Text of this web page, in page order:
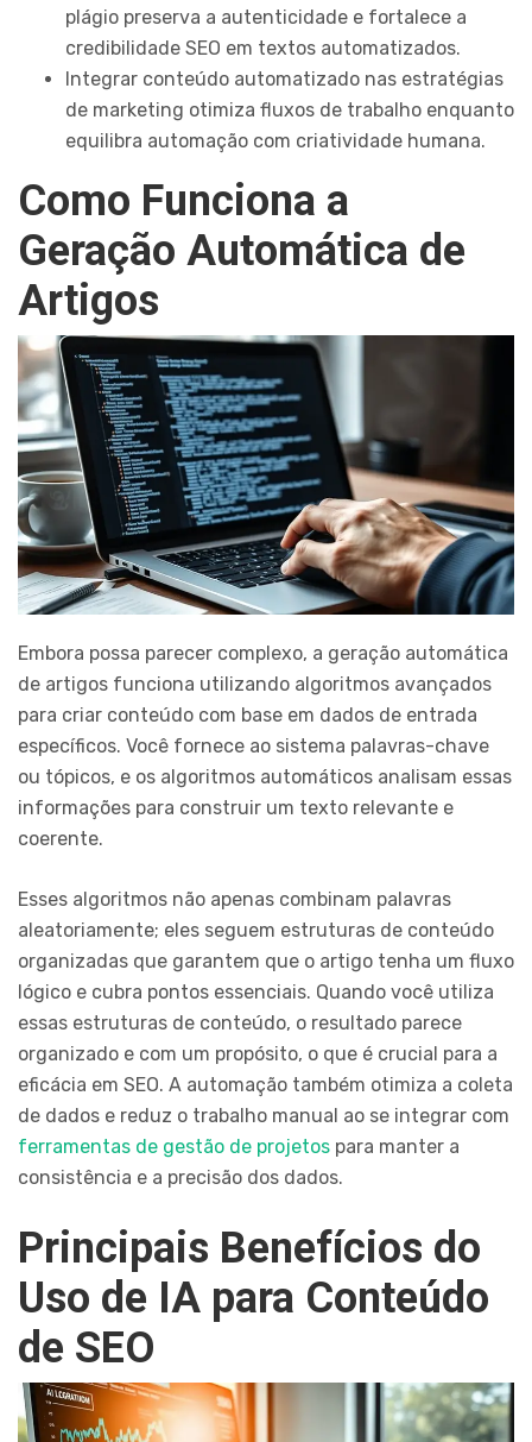
plágio preserva a autenticidade e fortalece a
credibilidade SEO em textos automatizados.
Integrar conteúdo automatizado nas estratégias
de marketing otimiza fluxos de trabalho enquanto
equilibra automação com criatividade humana.
Como Funciona a
Geração Automática de
Artigos
Embora possa parecer complexo, a geração automática
de artigos funciona utilizando algoritmos avançados
para criar conteúdo com base em dados de entrada
específicos. Você fornece ao sistema palavras-chave
ou tópicos, e os algoritmos automáticos analisam essas
informações para construir um texto relevante e
coerente.
Esses algoritmos não apenas combinam palavras
aleatoriamente; eles seguem estruturas de conteúdo
organizadas que garantem que o artigo tenha um fluxo
lógico e cubra pontos essenciais. Quando você utiliza
essas estruturas de conteúdo, o resultado parece
organizado e com um propósito, o que é crucial para a
eficácia em SEO. A automação também otimiza a coleta
de dados e reduz o trabalho manual ao se integrar com
ferramentas de gestão de projetos para manter a
consistência e a precisão dos dados.
Principais Benefícios do
Uso de IA para Conteúdo
de SEO